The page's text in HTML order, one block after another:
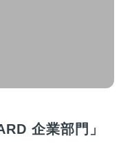
企業部門」